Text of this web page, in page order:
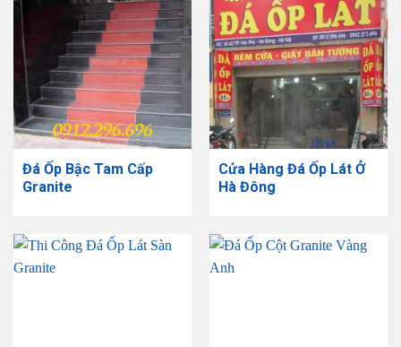
Đá Ốp Bậc Tam Cấp
Granite
Cửa Hàng Đá Ốp Lát Ở
Hà Đông